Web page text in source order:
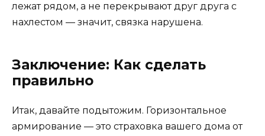
лежат рядом, а не перекрывают друг друга с
нахлестом — значит, связка нарушена.
Заключение: Как сделать
правильно
Итак, давайте подытожим. Горизонтальное
армирование — это страховка вашего дома от